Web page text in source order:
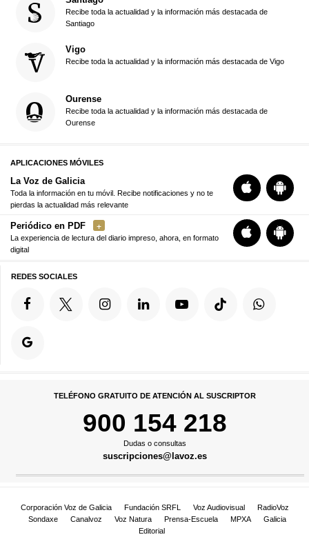
Recibe toda la actualidad y la información más destacada de
Santiago
Vigo
Recibe toda la actualidad y la información más destacada de Vigo
Ourense
Recibe toda la actualidad y la información más destacada de
Ourense
APLICACIONES MÓVILES
La Voz de Galicia
Toda la información en tu móvil. Recibe notificaciones y no te
pierdas la actualidad más relevante
Periódico en PDF
La experiencia de lectura del diario impreso, ahora, en formato
digital
REDES SOCIALES
TELÉFONO GRATUITO DE ATENCIÓN AL SUSCRIPTOR
900 154 218
Dudas o consultas
suscripciones@lavoz.es
Corporación Voz de Galicia Fundación SRFL Voz Audiovisual
RadioVoz
Sondaxe
Canalvoz Voz Natura Prensa-Escuela MPXA
Galicia
Editorial